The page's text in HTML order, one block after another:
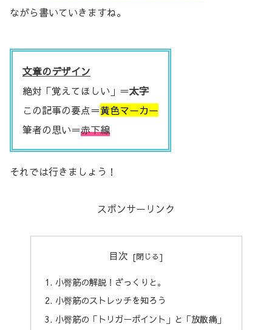
ながら書いていきますね。
文章のデザイン
絶対「覚えてほしい」＝太字
この記事の要点＝黄色マーカー
筆者の思い＝赤下線
それでは行きましょう！
スポンサーリンク
目次
小臀筋の解説！ざっくりと。
小臀筋のストレッチを知ろう
小臀筋の「トリガーポイント」と「放散痛」